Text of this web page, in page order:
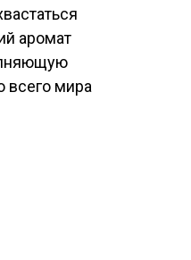
аромат
всего мира